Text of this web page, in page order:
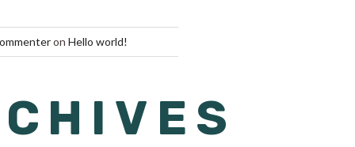
on Hello world!